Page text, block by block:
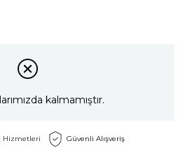
kalmamıştır.
Hizmetleri Güvenli Alışveriş